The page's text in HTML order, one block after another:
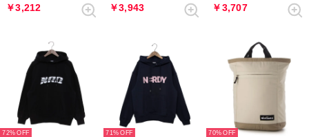
￥3,212 ￥3,943 ￥3,707
72% 71% 70%